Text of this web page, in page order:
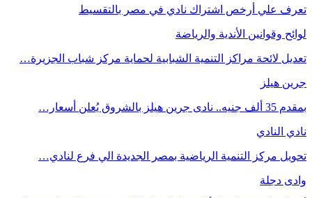
تعرف علي أرخص اشتراك نادي في مصر بالتقسيط
لوائح وقوانين الأندية والرياضة
تعديل لائحة مراكز التنمية الشبابية لحماية مركز شباب الجزيرة…
جرين هيلز
بمقدم 35 ألف جنيه.. نادى جرين هيلز بالشروق يُعلن أسعار…
نادي النادي
تحويل مركز التنمية الرياضية بمصر الجديدة الي فرع لنادي…
وادى دجلة